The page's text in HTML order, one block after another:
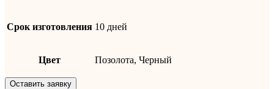
Срок изготовления 10 дней
Цвет Позолота, Черный
Оставить заявку